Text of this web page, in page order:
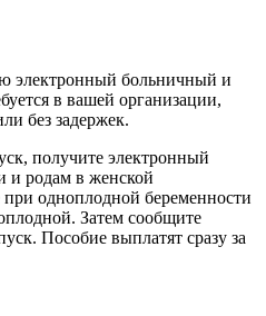
электронный больничный и
в вашей организации,
без задержек.
получите электронный
и родам в женской
при одноплодной беременности
Затем сообщите
Пособие выплатят сразу за